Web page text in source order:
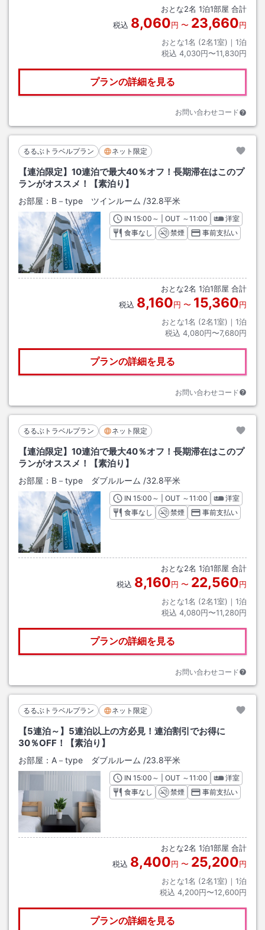
おとな2名 1泊1部屋 合計
税込 8,060円 〜 23,660円
おとな1名 (2名1室)｜ 1泊
税込 4,030円〜11,830円
プランの詳細を見る
お問い合わせコード
るるぶトラベルプラン ネット限定
【連泊限定】10連泊で最大40％オフ！長期滞在はこのプ
ランがオススメ！【素泊り】
お部屋： B－type ツインルーム /32.8平米
INチェックイン
15:00 ～ | OUT チェックアウト
～11:00
洋室
食事なし
禁煙 事前支払い
おとな2名 1泊1部屋 合計
税込 8,160円 〜 15,360円
おとな1名 (2名1室)｜ 1泊
税込 4,080円〜7,680円
プランの詳細を見る
お問い合わせコード
るるぶトラベルプラン ネット限定
【連泊限定】10連泊で最大40％オフ！長期滞在はこのプ
ランがオススメ！【素泊り】
お部屋： B－type ダブルルーム /32.8平米
INチェックイン
15:00 ～ | OUT チェックアウト
～11:00
洋室
食事なし
禁煙 事前支払い
おとな2名 1泊1部屋 合計
税込 8,160円 〜 22,560円
おとな1名 (2名1室)｜ 1泊
税込 4,080円〜11,280円
プランの詳細を見る
お問い合わせコード
るるぶトラベルプラン ネット限定
【5連泊～】5連泊以上の方必見！連泊割引でお得に
30％OFF！【素泊り】
お部屋： A－type ダブルルーム /23.8平米
INチェックイン
15:00 ～ | OUT チェックアウト
～11:00
洋室
食事なし
禁煙 事前支払い
おとな2名 1泊1部屋 合計
税込 8,400円 〜 25,200円
おとな1名 (2名1室)｜ 1泊
税込 4,200円〜12,600円
プランの詳細を見る